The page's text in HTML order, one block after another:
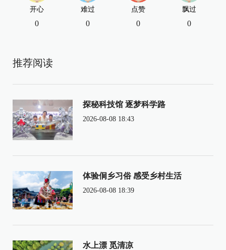
开心
0
难过
0
点赞
0
飘过
0
推荐阅读
探秘科技馆 逐梦科学路
2026-08-08 18:43
体验侗乡习俗 感受乡村生活
2026-08-08 18:39
水上漂 觅清凉